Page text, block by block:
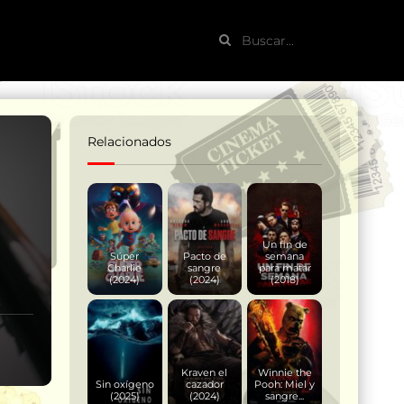
Relacionados
Súper
Charlie
(2024)
Pacto de
sangre
(2024)
Un fin de
semana
para matar
(2018)
Sin oxígeno
(2025)
Kraven el
cazador
(2024)
Winnie the
Pooh: Miel y
sangre...